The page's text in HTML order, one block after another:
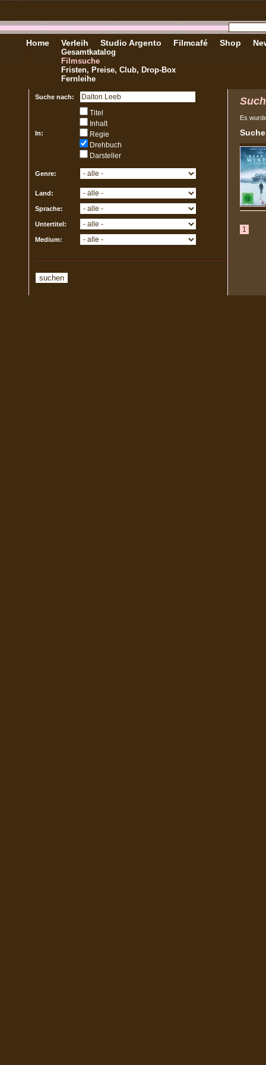
Home Verleih
Gesamtkatalog
Filmsuche
Fristen, Preise, Club, Drop-Box
Fernleihe
Studio Argento Filmcafé Shop
Suche nach:
In:
Titel
Inhalt
Regie
Drehbuch
Darsteller
Genre:
Land:
Sprache:
Untertitel:
Medium:
Es
1